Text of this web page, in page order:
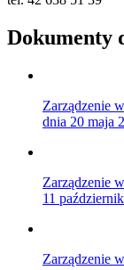
Dokumenty
Zarządzenie
dnia 20 maja
Zarządzenie
11
Zarządzenie